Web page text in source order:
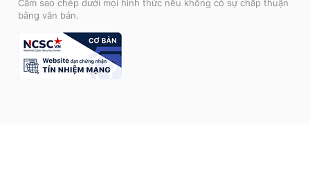
Cấm sao chép dưới mọi hình thức nếu không có sự chấp thuận
bằng văn bản.